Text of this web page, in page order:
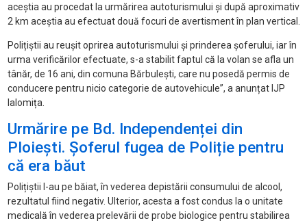
aceștia au procedat la urmărirea autoturismului și după aproximativ
2 km aceștia au efectuat două focuri de avertisment în plan vertical.
Polițiștii au reușit oprirea autoturismului și prinderea șoferului, iar în
urma verificărilor efectuate, s-a stabilit faptul că la volan se afla un
tânăr, de 16 ani, din comuna Bărbulești, care nu posedă permis de
conducere pentru nicio categorie de autovehicule”, a anunțat IJP
Ialomița.
Urmărire pe Bd. Independenței din
Ploiești. Șoferul fugea de Poliție pentru
că era băut
Polițiștii l-au pe băiat, în vederea depistării consumului de alcool,
rezultatul fiind negativ. Ulterior, acesta a fost condus la o unitate
medicală în vederea prelevării de probe biologice pentru stabilirea